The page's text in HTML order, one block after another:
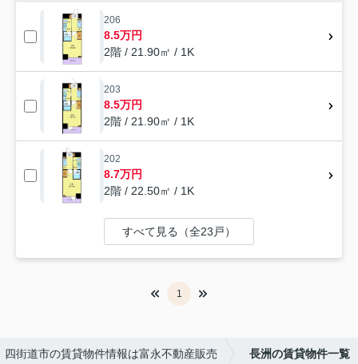
206
8.5万円
2階 / 21.90㎡ / 1K
203
8.5万円
2階 / 21.90㎡ / 1K
202
8.7万円
2階 / 22.50㎡ / 1K
すべて見る（全23戸）
1
四街道市の賃貸物件情報は富永不動産販売 長洲の賃貸物件一覧